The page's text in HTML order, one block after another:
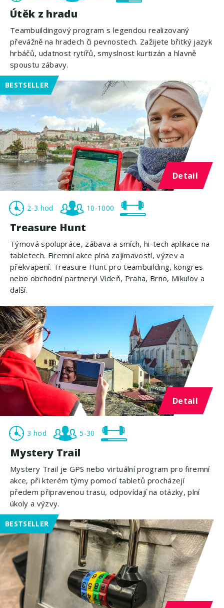
Útěk z hradu
Teambuildingový program s legendou realizovaný
převážně na hradech či pevnostech. Zažijete břitký jazyk
hrbáčů, udatnost rytířů, smyslnost kurtizán a hlavně
spoustu zábavy.
BESTSELLER
Detail
2-3 hod 10-1000
Treasure Hunt
Týmová spolupráce, zábava a smích, hi-tech aplikace na
tabletech. Firemní akce plná zajímavostí, výzev a
překvapení. Treasure Hunt pro teambuilding, kongres
nebo obchodní partnery! Vídeň, Praha, Brno, Mikulov a
další.
Detail
3 hod 5-30
Mystery Trail
Mystery Trail je GPS nebo virtuální program pro firemní
akce, při kterém týmy pomocí tabletů procházejí
předem připravenou trasu, odpovídají na otázky, plní
úkoly a výzvy.
BESTSELLER